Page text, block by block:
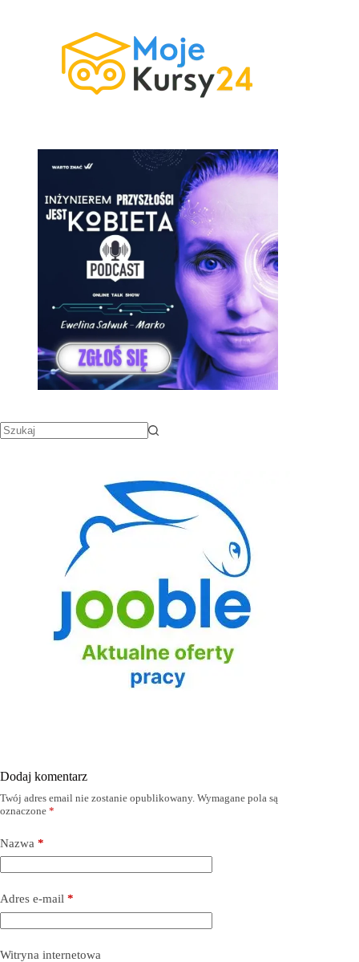
Dodaj komentarz
Twój adres email nie zostanie opublikowany. Wymagane pola są
oznaczone *
Nazwa *
Adres e-mail *
Witryna internetowa